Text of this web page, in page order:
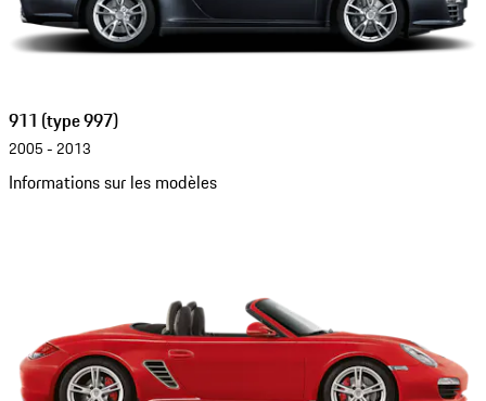
911 (type 997)
2005 - 2013
Informations sur les modèles